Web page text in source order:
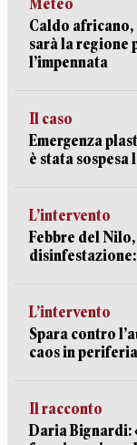
Meteo
Caldo africano,
sarà la regione
l’impennata
Il caso
Emergenza
è stata sospesa
L’intervento
Febbre del
L’intervento
Spara contro
caos in periferia
Il racconto
Daria Bignardi: